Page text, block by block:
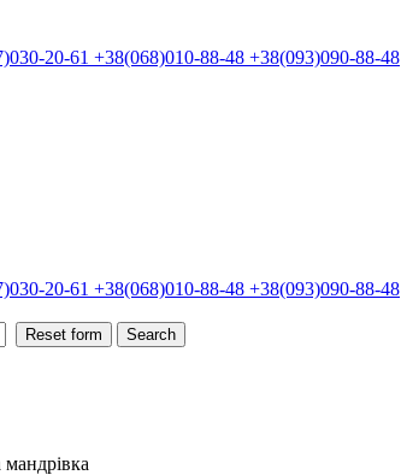
20-61 +38(068)010-88-48 +38(093)090-88-48
20-61 +38(068)010-88-48 +38(093)090-88-48
Reset form Search